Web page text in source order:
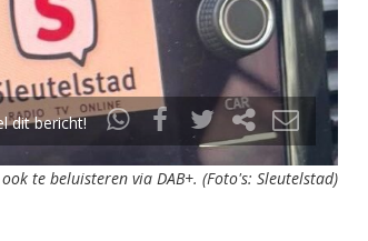
dit bericht!
te beluisteren via DAB+. (Foto's: Sleutelstad)